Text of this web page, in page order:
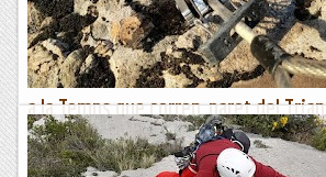
Bloc Empotrat
a la Temps que corren, paret del
(Font Ferrera)
***Sort que els pioners del lloc just penjaven al